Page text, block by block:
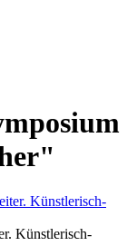
Künstlerisch-